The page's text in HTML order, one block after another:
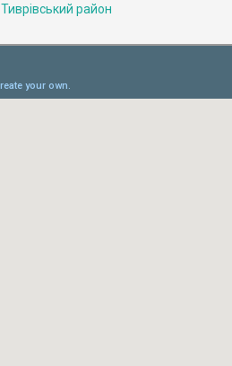
Тиврівський район